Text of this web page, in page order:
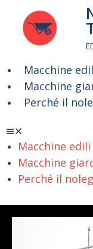
contenuto
Macchine
Macchine
Perché il
Menu
Macchine edili
Macchine
Perché il